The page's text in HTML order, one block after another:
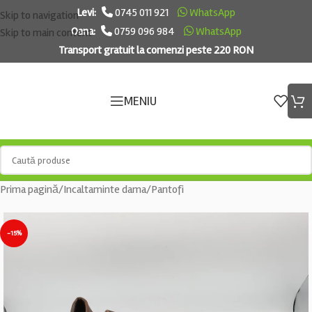
Skip to navigation
Skip to main content
Levi: 0745 011 921
WhatsApp
Oana:
0759 096 984
WhatsApp
Transport gratuit la comenzi peste 220 RON
MENIU
Prima pagină/Incaltaminte dama/Pantofi
-15%